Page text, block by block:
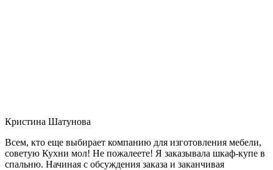
Кристина Шатунова
Всем, кто еще выбирает компанию для изготовления мебели,
советую Кухни мол! Не пожалеете! Я заказывала шкаф-купе в
спальню. Начиная с обсуждения заказа и заканчивая